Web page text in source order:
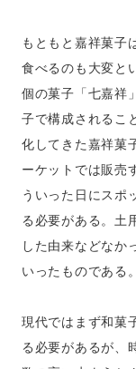
もともと嘉祥菓子
食べるのも大変と
個の菓子「七嘉祥
子で構成されるこ
化してきた嘉祥菓
ーケットでは販売
ういった日にスポ
る必要がある。土
した由来などなか
いったものである。
現代ではまず和菓
る必要があるが、